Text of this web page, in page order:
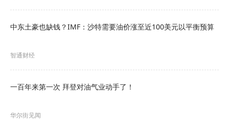
首位，有效发挥稳定工业经济压舱石作用。但也要
看到，当前石化化工行业面临基础有机原料市场竞
案》，旨在统筹推进稳增长和促转型，坚持培育行
中东土豪也缺钱？IMF：沙特需要油价涨至近100美元以平衡预算
智通财经
一百年来第一次 拜登对油气业动手了！
华尔街见闻